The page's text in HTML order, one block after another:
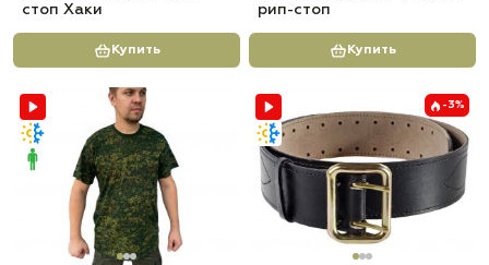
стоп Хаки
Купить
рип-стоп
Купить
-3%